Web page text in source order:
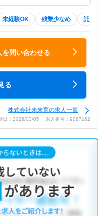
未経験OK 残業少なめ 託児所
を問い合わせる
る
株式会社未来育の求人一覧
日：2026/03/05 求人番号：9087162